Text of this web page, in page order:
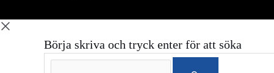
Börja skriva och tryck enter för att söka